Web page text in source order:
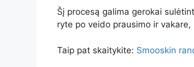
Šį procesą galima gerokai
ryte po veido prausimo ir
Taip pat skaitykite: Smooskin